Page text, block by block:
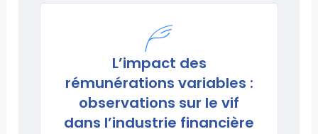
L’impact des
rémunérations variables :
observations sur le vif
dans l’industrie financière